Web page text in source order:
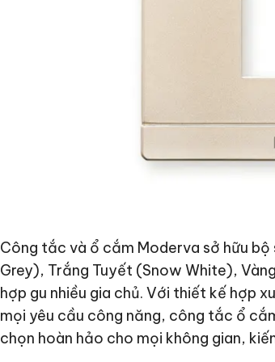
Công tắc và ổ cắm Moderva sở hữu bộ
Grey), Trắng Tuyết (Snow White),
hợp gu nhiều gia chủ. Với thiết kế hợp
mọi yêu cầu công năng, công tắc ổ
chọn hoàn hảo cho mọi không gian,